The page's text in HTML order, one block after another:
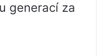
generací za